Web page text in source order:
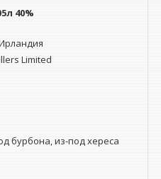
40%
Limited
бурбона, из-под хереса